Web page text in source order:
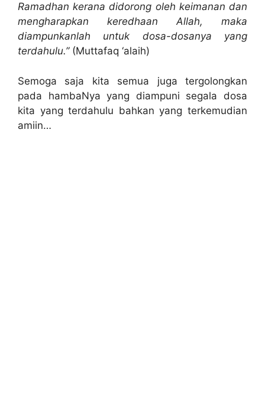
Ramadhan kerana didorong oleh keimanan dan
mengharapkan keredhaan Allah, maka
diampunkanlah untuk dosa-dosanya yang
terdahulu.”(Muttafaq ‘alaih)
Semoga saja kita semua juga tergolongkan
pada hambaNya yang diampuni segala dosa
kita yang terdahulu bahkan yang terkemudian
amiin…